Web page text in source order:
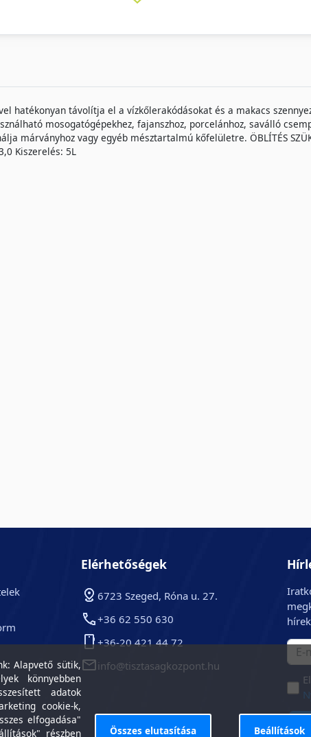
hatékonyan távolítja el a vízkőlerakódásokat és a makacs
mosogatógépekhez, fajanszhoz, porcelánhoz, saválló
márványhoz vagy egyéb mésztartalmú kőfelületre. ÖBLÍTÉS
Kiszerelés: 5L
Elérhetőségek
6723 Szeged, Róna u. 27.
+36 62 550 630
+36-20 421 44 72
info@tisztasagkozpont.hu
Alapvető sütik,
könnyebben
adatok
cookie-k,
elfogadása"
részben
Összes elutasítása Beállítások